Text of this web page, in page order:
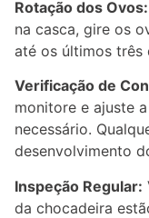
Rotação dos Ovos:
na casca, gire os
até os últimos três
Verificação de
monitore e ajuste
necessário.
desenvolvimento
Inspeção Regular:
da chocadeira